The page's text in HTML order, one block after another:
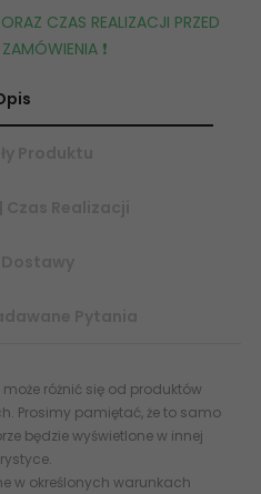
CZAS REALIZACJI PRZED
❗️
różnić się od produktów
Prosimy pamiętać, że to samo
będzie wyświetlone w innej
w określonych warunkach